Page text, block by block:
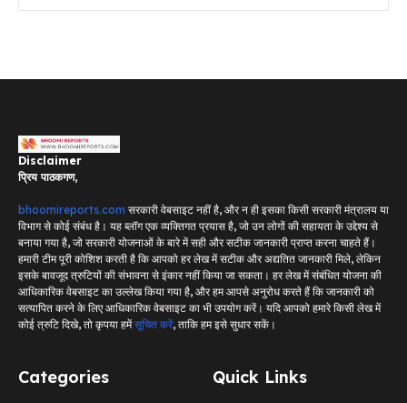
Disclaimer
प्रिय पाठकगण,
bhoomireports.com सरकारी वेबसाइट नहीं है, और न ही इसका किसी सरकारी मंत्रालय या
विभाग से कोई संबंध है। यह ब्लॉग एक व्यक्तिगत प्रयास है, जो उन लोगों की सहायता के उद्देश्य से
बनाया गया है, जो सरकारी योजनाओं के बारे में सही और सटीक जानकारी प्राप्त करना चाहते हैं।
हमारी टीम पूरी कोशिश करती है कि आपको हर लेख में सटीक और अद्यतित जानकारी मिले, लेकिन
इसके बावजूद त्रुटियों की संभावना से इंकार नहीं किया जा सकता। हर लेख में संबंधित योजना की
आधिकारिक वेबसाइट का उल्लेख किया गया है, और हम आपसे अनुरोध करते हैं कि जानकारी को
सत्यापित करने के लिए आधिकारिक वेबसाइट का भी उपयोग करें। यदि आपको हमारे किसी लेख में
कोई त्रुटि दिखे, तो कृपया हमेंसूचित करें, ताकि हम इसे सुधार सकें।
Categories Quick Links